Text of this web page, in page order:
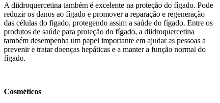
A diidroquercetina também é excelente na proteção do fígado. Pode
reduzir os danos ao fígado e promover a reparação e regeneração
das células do fígado, protegendo assim a saúde do fígado. Entre os
produtos de saúde para proteção do fígado, a diidroquercetina
também desempenha um papel importante em ajudar as pessoas a
prevenir e tratar doenças hepáticas e a manter a função normal do
fígado.
Cosméticos